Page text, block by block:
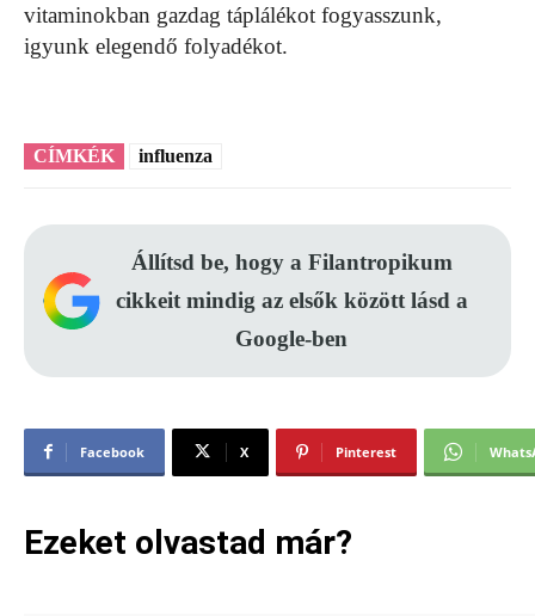
vitaminokban gazdag táplálékot fogyasszunk,
igyunk elegendő folyadékot.
CÍMKÉK influenza
Állítsd be, hogy a Filantropikum
cikkeit mindig az elsők között lásd a
Google-ben
Facebook X Pinterest
Ezeket olvastad már?